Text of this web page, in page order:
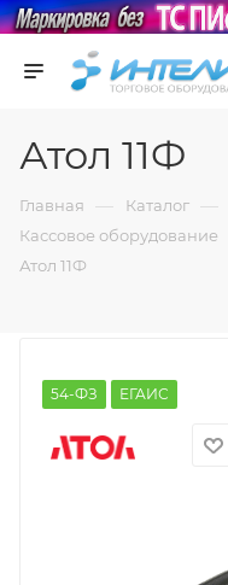
Атол 11Ф
Главная — Каталог —
Кассовое оборудование
Атол 11Ф
54-ФЗ ЕГАИС